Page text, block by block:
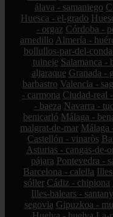
álava - samaniego
Huesca - el-grado
- orgaz Córdoba -
arnedillo Almería -
bollullos-par-del-
tuineje Salamanca -
aljaraque Granada -
barbastro Valencia -
- carmona Ciudad-real
- baeza Navarra -
benicarló Málaga -
malgrat-de-mar Málaga
Castellón - vinaròs
Asturias - cangas-de-
pájara Pontevedra -
Barcelona - calella
sóller Cádiz - chipiona
Illes-balears -
segovia Gipuzkoa -